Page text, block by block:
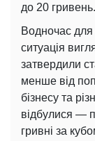
до 20 гривень.
Водночас для
ситуація
затвердили
менше від
бізнесу та
відбулися —
гривні за